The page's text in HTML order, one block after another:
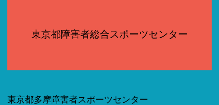
東京都障害者総合スポーツセンター
東京都多摩障害者スポーツセンター